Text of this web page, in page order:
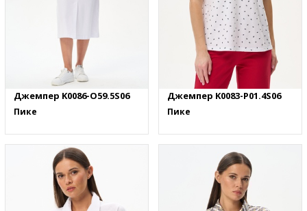
Джемпер K0086-O59.5S06
Пике
Джемпер K0083-P01.4S06
Пике